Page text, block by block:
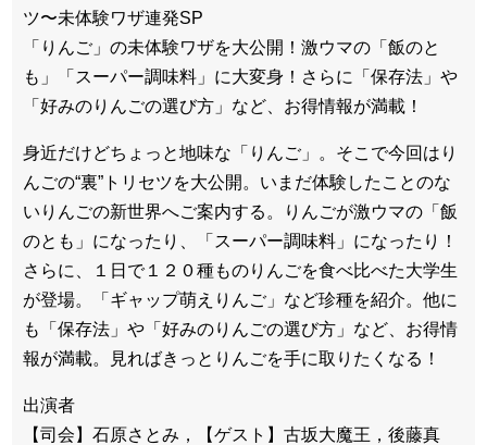
ツ〜未体験ワザ連発SP
「りんご」の未体験ワザを大公開！激ウマの「飯のと
も」「スーパー調味料」に大変身！さらに「保存法」や
「好みのりんごの選び方」など、お得情報が満載！
身近だけどちょっと地味な「りんご」。そこで今回はり
んごの“裏”トリセツを大公開。いまだ体験したことのな
いりんごの新世界へご案内する。りんごが激ウマの「飯
のとも」になったり、「スーパー調味料」になったり！
さらに、１日で１２０種ものりんごを食べ比べた大学生
が登場。「ギャップ萌えりんご」など珍種を紹介。他に
も「保存法」や「好みのりんごの選び方」など、お得情
報が満載。見ればきっとりんごを手に取りたくなる！
出演者
【司会】石原さとみ，【ゲスト】古坂大魔王，後藤真